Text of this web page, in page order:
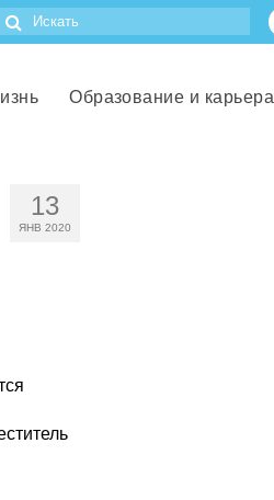
Образование и карьера
13
ЯНВ 2020